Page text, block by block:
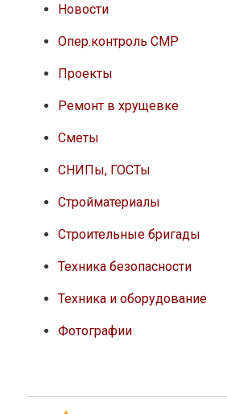
Новости
Опер.контроль СМР
Проекты
Ремонт в хрущевке
Сметы
СНИПы, ГОСТы
Стройматериалы
Строительные бригады
Техника безопасности
Техника и оборудование
Фотографии